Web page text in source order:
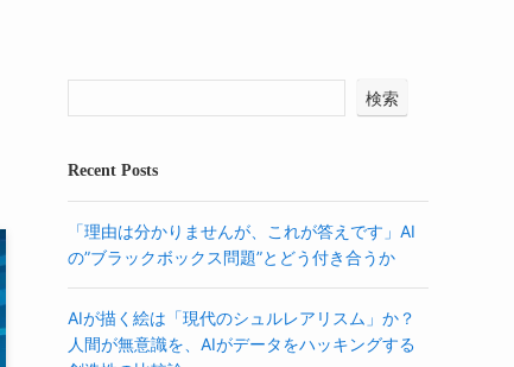
検索
Recent Posts
「理由は分かりませんが、これが答えです」AI
の”ブラックボックス問題”とどう付き合うか
AIが描く絵は「現代のシュルレアリスム」か？
人間が無意識を、AIがデータをハッキングする